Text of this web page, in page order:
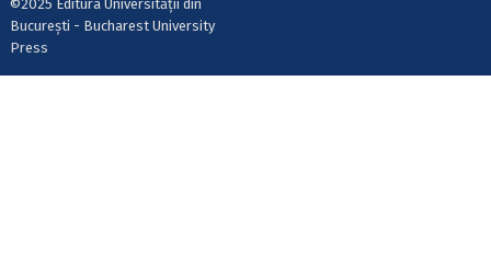
©2025 Editura Universității din
București - Bucharest University
Press